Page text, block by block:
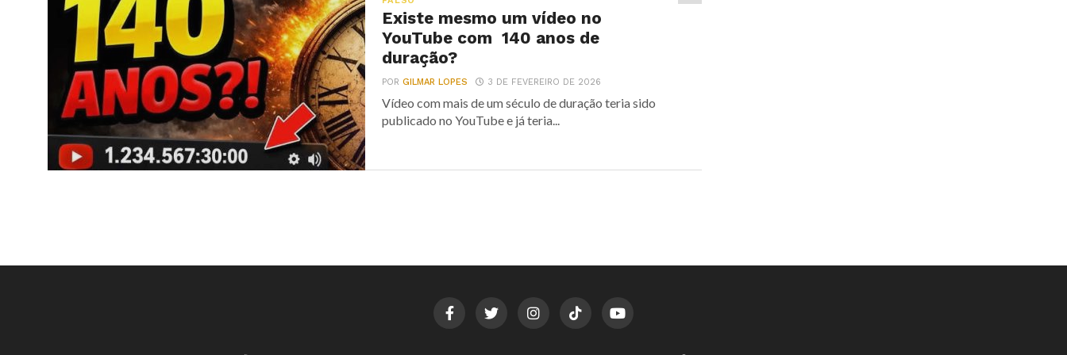
Existe mesmo um vídeo no
YouTube com 140 anos de
duração?
PORGILMAR LOPES 3 DE FEVEREIRO DE 2026
Vídeo com mais de um século de duração teria sido
publicado no YouTube e já teria...